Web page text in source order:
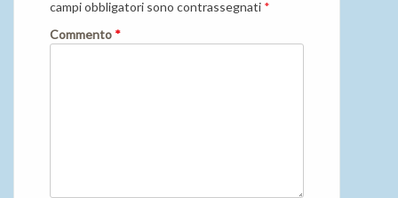
campi obbligatori sono contrassegnati *
Commento *